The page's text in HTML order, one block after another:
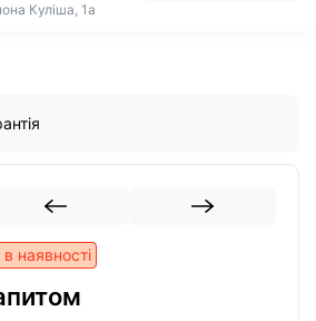
Куліша, 1а
наявності